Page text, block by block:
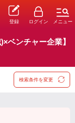
登録 ログイン メニュー
ベンチャー企業】
検索条件を変更